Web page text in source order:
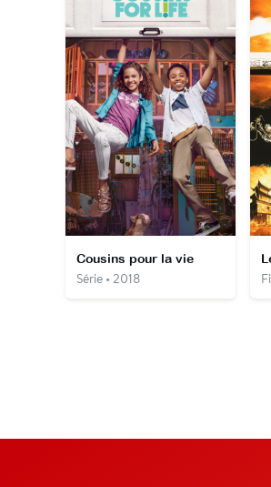
Cousins pour la vie
Série • 2018